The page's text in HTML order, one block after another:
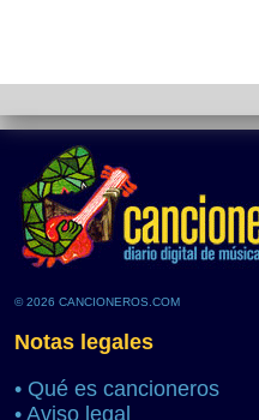
© 2026 CANCIONEROS.COM
Notas legales
• Qué es cancioneros
• Aviso legal